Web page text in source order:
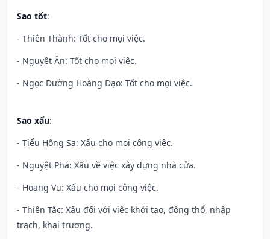
Sao tốt:
- Thiên Thành: Tốt cho mọi việc.
- Nguyệt Ân: Tốt cho mọi việc.
- Ngọc Đường Hoàng Đạo: Tốt cho mọi việc.
Sao xấu:
- Tiểu Hồng Sa: Xấu cho mọi công việc.
- Nguyệt Phá: Xấu về việc xây dựng nhà cửa.
- Hoang Vu: Xấu cho mọi công việc.
- Thiên Tặc: Xấu đối với việc khởi tạo, động thổ, nhập
trạch, khai trương.